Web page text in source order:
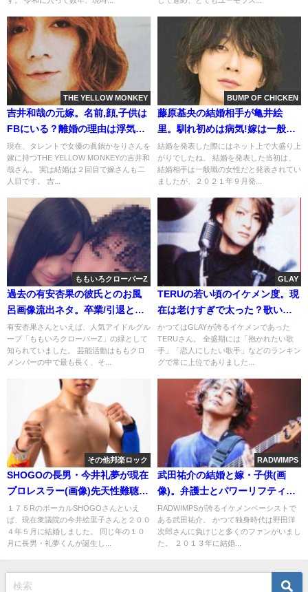
THE YELLOW MONKEY
吉井和哉の元嫁。名前,顔,子供は
FBにいる？離婚の理由は浮気。
加古川,河口湖の豪邸
現在、タレントで女優の眞鍋かをりさんを
嫁に持つTHE YELLOW MONKEYの吉井和
哉さん。 実は結婚は２回目で嫁さんも二
人目です。 吉...
BUMP OF CHICKEN
藤原基央の結婚相手が亀井絵
里。馴れ初めは病気!嫁は一般人
妊娠せず。現在がﾔﾊﾞｲ?
結婚を発表した際にはネット上で大盛り上
がりでしたね。 結婚を発表した当初は、
結婚相手は一般職の女性だと発表されてい
ましたが、２０２１年９月発...
ももいろクローバーZ
過去の有安杏果の彼氏とのお風
呂画像流出ネタ。卒業/引退と痩
せた理由
有安杏果さんといえば、人気アイドルグル
ープ「ももいろクローバーZ」の緑として
知られていました。 芸能活動はももクロ
メンバーの中で最も長く、そ...
GLAY
TERUの若い頃のイケメン度。現
在は老けすぎで太った？歌い方
や声の変化[画像]
かつてはGLAYが誇るイケメンであった
TERUさん。 全盛期には「抱かれたい歌
手」「恋人にしたい歌手」などのランキン
グで常に上位でありました...
その他邦楽ロック
SHOGOの長男・今井礼夢が現在
プロレスラー(画像)先天性難聴の
障害は?
１７５RのボーカルSHOGOさんといえ
ば、現在衆議院の今井絵里子さんと２００
４年５月に結婚しました。 同じ年の１０
月に長男・礼夢くんが誕生し...
RADWIMPS
武田祐介の結婚と嫁・子供(画
像)。弁護士とパワーリフティン
グに同姓同名
RADWIMPSが誇るイケメンベーシストで
ある武田祐介。 かつて独身時代は野田洋
次郎さんに負けじと多くのファンがいまし
た。 ２０１３年に結婚...